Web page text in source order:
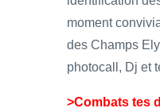
moment
des Champs
photocall, Dj et
>Combats tes